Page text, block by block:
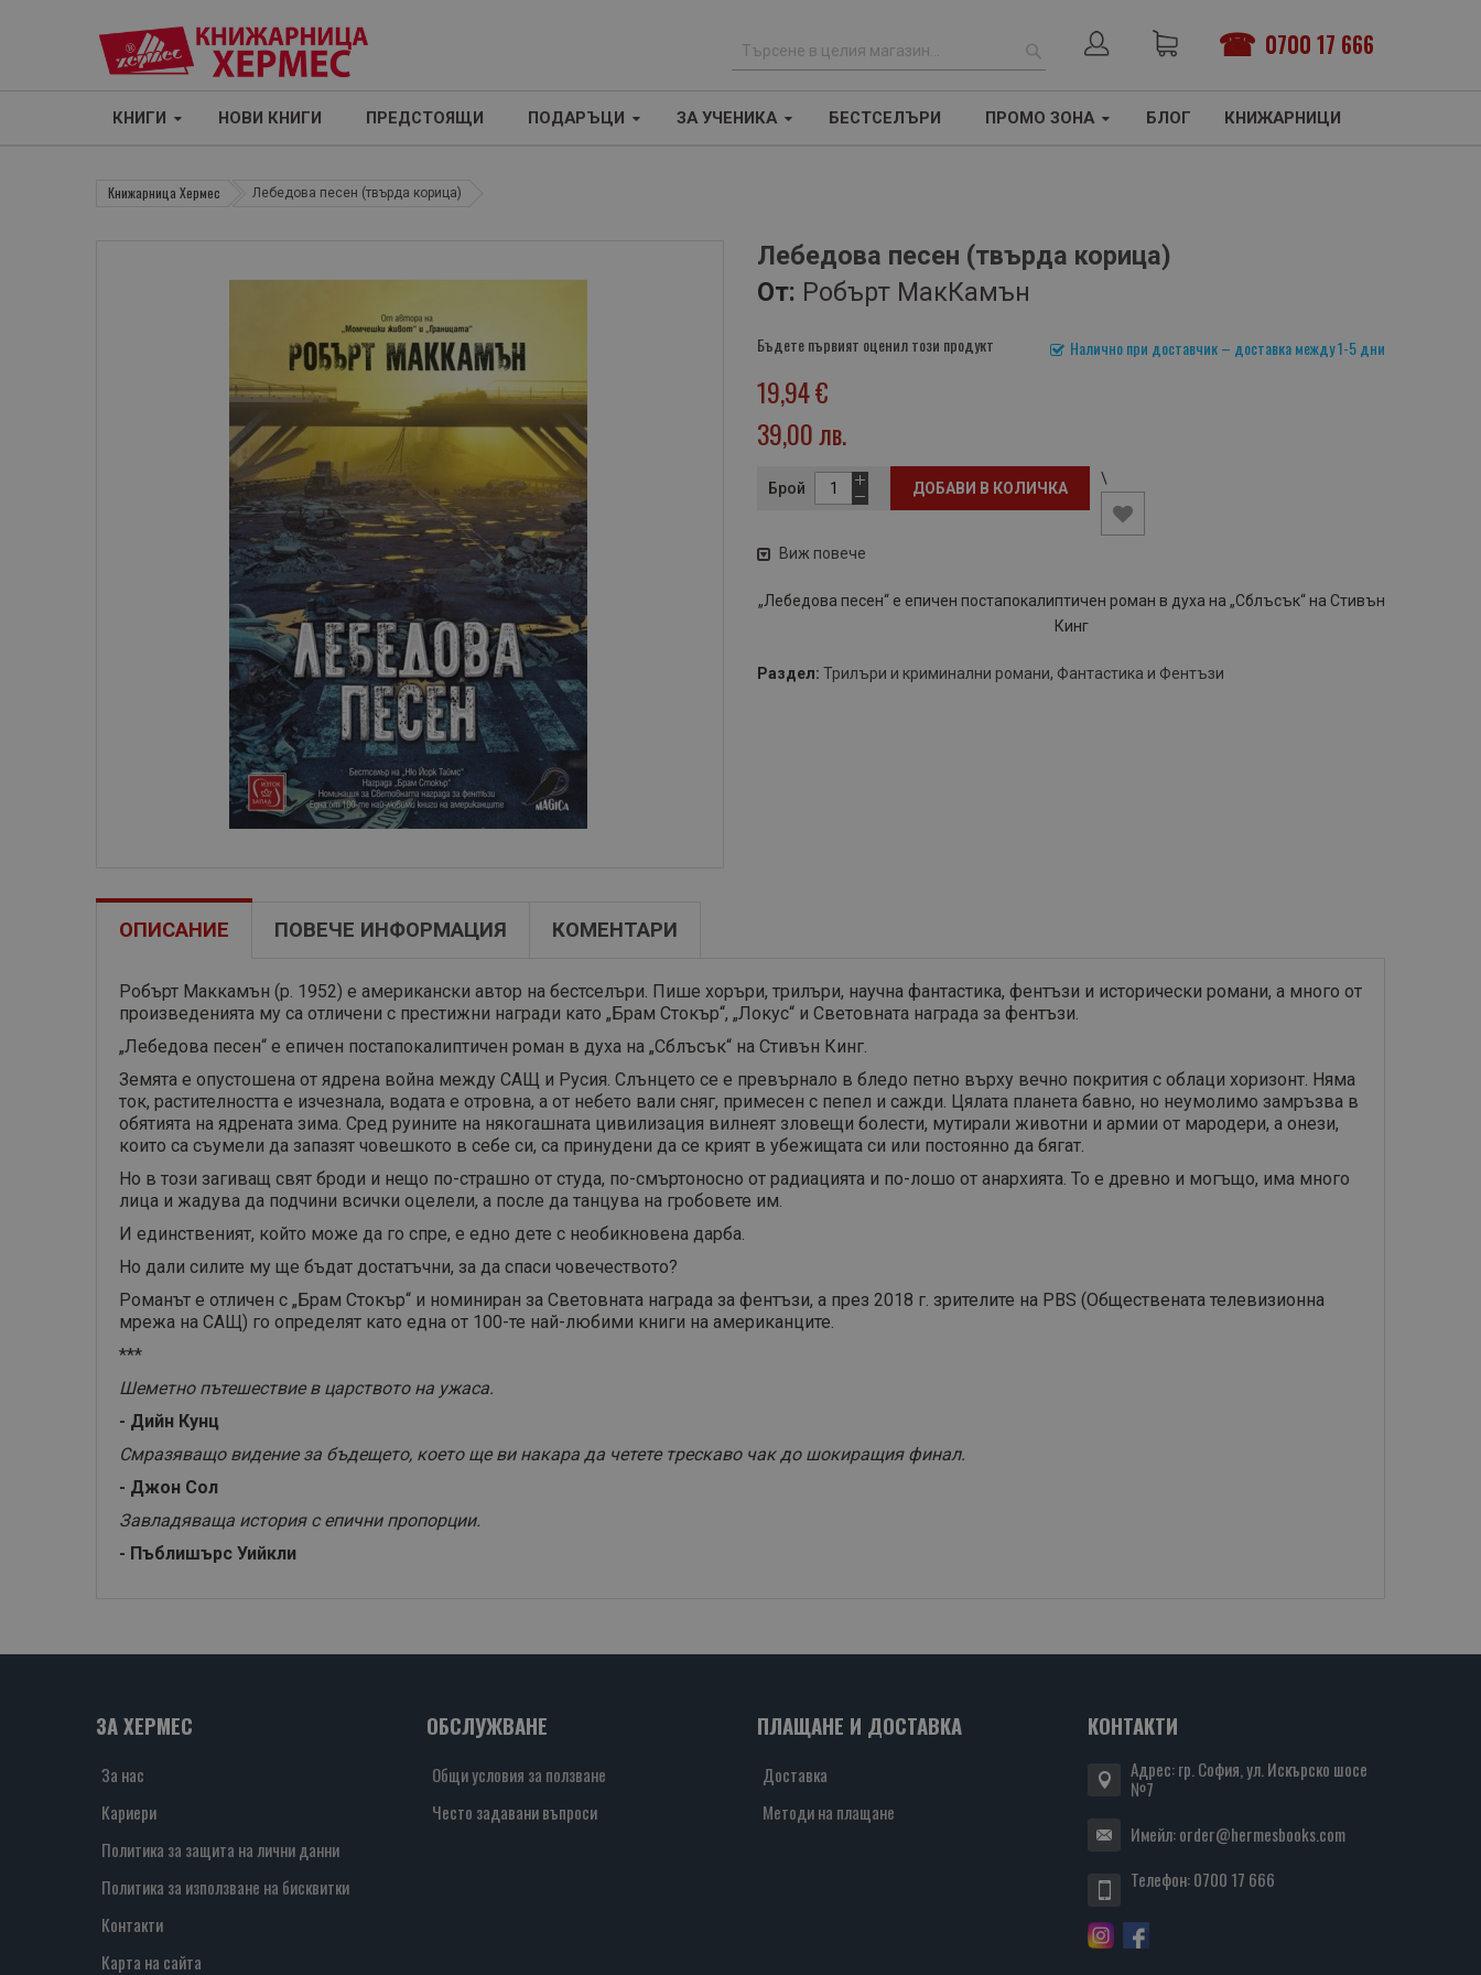
0700 17 666
р
ТЪРСЕНЕ
КНИГИ НОВИ КНИГИ ПРЕДСТОЯЩИ ПОДАРЪЦИ ЗА УЧЕНИКА БЕСТСЕЛЪРИ ПРОМО ЗОНА БЛОГ КНИЖАРНИЦИ
Книжарница Хермес Лебедова песен (твърда корица)
Лебедова песен (твърда корица)
От: Робърт МакКамън
Налично при доставчик – доставка между 1-5 дни
Бъдете първият оценил този продукт
19,94 €
39,00 лв.
Брой ДОБАВИ В КОЛИЧКА
\
Виж повече
„Лебедова песен“ е епичен постапокалиптичен роман в духа на „Сблъсък“ на Стивън
Кинг
Раздел: Трилъри и криминални романи, Фантастика и Фентъзи
ОПИСАНИЕ ПОВЕЧЕ ИНФОРМАЦИЯ КОМЕНТАРИ
Робърт Маккамън (р. 1952) е американски автор на бестселъри. Пише хоръри, трилъри, научна фантастика, фентъзи и исторически романи, а много от
произведенията му са отличени с престижни награди като „Брам Стокър“, „Локус“ и Световната награда за фентъзи.
„Лебедова песен“ е епичен постапокалиптичен роман в духа на „Сблъсък“ на Стивън Кинг.
Земята е опустошена от ядрена война между САЩ и Русия. Слънцето се е превърнало в бледо петно върху вечно покрития с облаци хоризонт. Няма
ток, растителността е изчезнала, водата е отровна, а от небето вали сняг, примесен с пепел и сажди. Цялата планета бавно, но неумолимо замръзва в
обятията на ядрената зима. Сред руините на някогашната цивилизация вилнеят зловещи болести, мутирали животни и армии от мародери, а онези,
които са съумели да запазят човешкото в себе си, са принудени да се крият в убежищата си или постоянно да бягат.
Но в този загиващ свят броди и нещо по-страшно от студа, по-смъртоносно от радиацията и по-лошо от анархията. То е древно и могъщо, има много
лица и жадува да подчини всички оцелели, а после да танцува на гробовете им.
И единственият, който може да го спре, е едно дете с необикновена дарба.
Но дали силите му ще бъдат достатъчни, за да спаси човечеството?
Романът е отличен с „Брам Стокър“ и номиниран за Световната награда за фентъзи, а през 2018 г. зрителите на PBS (Обществената телевизионна
мрежа на САЩ) го определят като една от 100-те най-любими книги на американците.
***
Шеметно пътешествие в царството на ужаса.
- Дийн Кунц
Смразяващо видение за бъдещето, което ще ви накара да четете трескаво чак до шокиращия финал.
- Джон Сол
Завладяваща история с епични пропорции.
- Пъблишърс Уийкли
ЗА ХЕРМЕС
За нас
Кариери
Политика за защита на лични данни
Политика за използване на бисквитки
Контакти
Карта на сайта
ОБСЛУЖВАНЕ
Общи условия за ползване
Често задавани въпроси
ПЛАЩАНЕ И ДОСТАВКА
Доставка
Методи на плащане
КОНТАКТИ
Адрес: гр. София, ул. Искърско шосе
№7
Имейл:order@hermesbooks.com
Телефон:0700 17 666